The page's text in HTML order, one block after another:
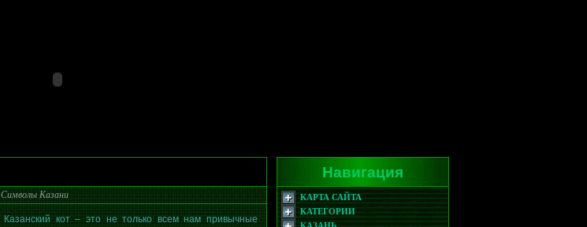
Символы Казани
Казанский кот – это не только всем нам привычные
Навигация
КАРТА САЙТА
КАТЕГОРИИ
КАЗАНЬ